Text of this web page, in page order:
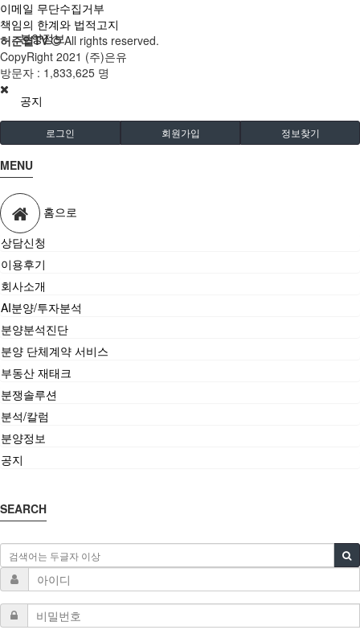
분양정보
공지
이메일 무단수집거부
책임의 한계와 법적고지
허준열TV
All rights reserved.
CopyRight 2021 (주)은유
방문자 : 1,833,625 명
로그인 회원가입 정보찾기
MENU
홈으로
상담신청
이용후기
회사소개
AI분양/투자분석
분양분석진단
분양 단체계약 서비스
부동산 재태크
분쟁솔루션
분석/칼럼
분양정보
공지
SEARCH